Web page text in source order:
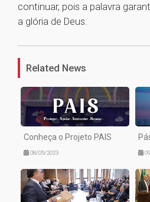
continuar, pois a palavra
a glória de Deus.
Related News
Conheça o Projeto PAIS
08/05/2023